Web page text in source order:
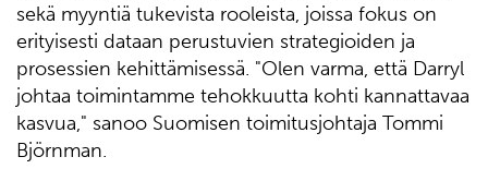
sekä myyntiä tukevista rooleista, joissa fokus on
erityisesti dataan perustuvien strategioiden ja
prosessien kehittämisessä. "Olen varma, että Darryl
johtaa toimintamme tehokkuutta kohti kannattavaa
kasvua," sanoo Suomisen toimitusjohtaja Tommi
Björnman.